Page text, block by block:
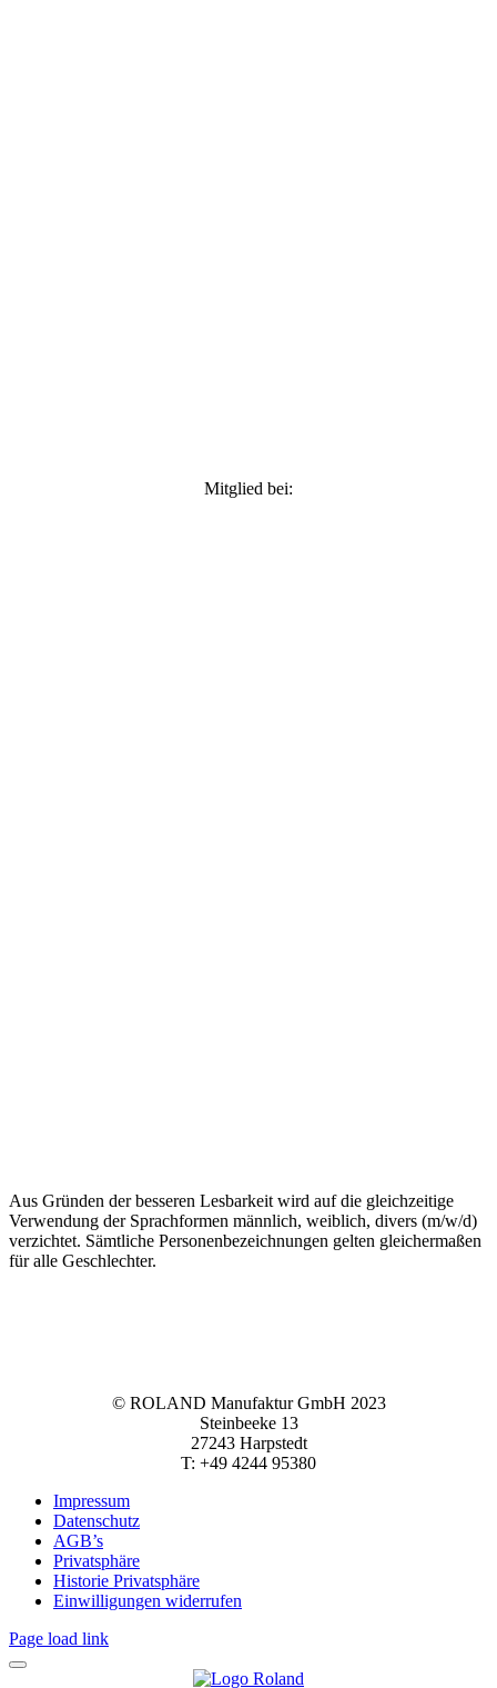
Mitglied bei:
Aus Gründen der besseren Lesbarkeit wird auf die gleichzeitige
Verwendung der Sprachformen männlich, weiblich, divers (m/w/d)
verzichtet. Sämtliche Personenbezeichnungen gelten gleichermaßen
für alle Geschlechter.
© ROLAND Manufaktur GmbH 2023
Steinbeeke 13
27243 Harpstedt
T: +49 4244 95380
Impressum
Datenschutz
AGB’s
Privatsphäre
Historie Privatsphäre
Einwilligungen widerrufen
Page load link